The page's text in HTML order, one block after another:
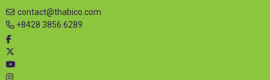
contact@thabico.com
+8428 3856 6289